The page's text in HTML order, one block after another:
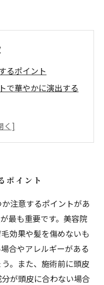
るポイント
で華やかに演出する
に必要な髪質改善の
合わせて、より魅
ポイント
注意するポイントがあ
最も重要です。美容院
効果や髪を傷めないも
合やアレルギーがある
。また、施術前に頭皮
が頭皮に合わない場合